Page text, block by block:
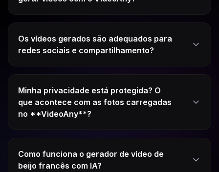
Os vídeos gerados são adequados para
redes sociais e compartilhamento?
Minha privacidade está protegida? O
que acontece com as fotos carregadas
no **VideoAny**?
Como funciona o gerador de vídeo de
beijo francês com IA?